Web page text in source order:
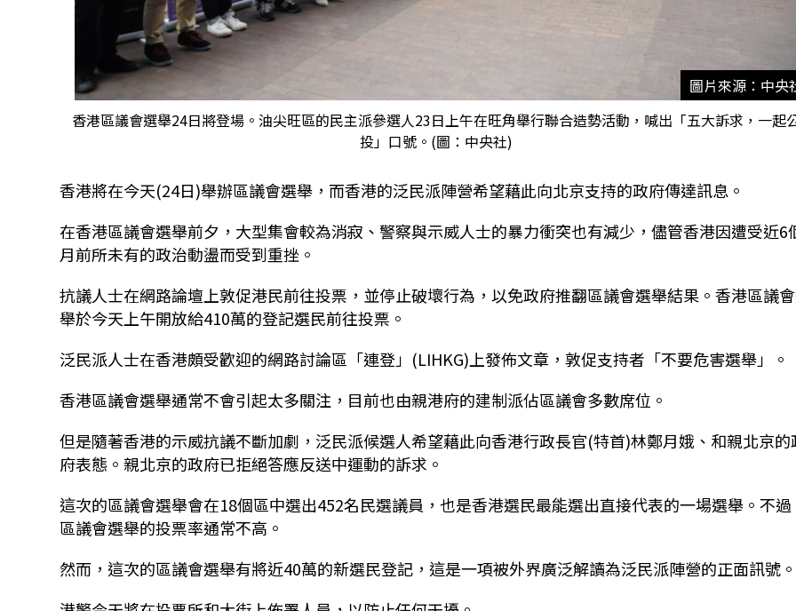
圖片來源：中央
香港區議會選舉24日將登場。油尖旺區的民主派參選人23日上午在旺角舉行聯合造勢活動，喊出「五大訴求，一起
投」口號。(圖：中央社)
香港將在今天(24日)舉辦區議會選舉，而香港的泛民派陣營希望藉此向北京支持的政府傳達訊息。
在香港區議會選舉前夕，大型集會較為消寂、警察與示威人士的暴力衝突也有減少，儘管香港因遭受近6
月前所未有的政治動盪而受到重挫。
抗議人士在網路論壇上敦促港民前往投票，並停止破壞行為，以免政府推翻區議會選舉結果。香港區議
舉於今天上午開放給410萬的登記選民前往投票。
泛民派人士在香港頗受歡迎的網路討論區「連登」(LIHKG)上發佈文章，敦促支持者「不要危害選舉」。
香港區議會選舉通常不會引起太多關注，目前也由親港府的建制派佔區議會多數席位。
但是隨著香港的示威抗議不斷加劇，泛民派候選人希望藉此向香港行政長官(特首)林鄭月娥、和親北京的
府表態。親北京的政府已拒絕答應反送中運動的訴求。
這次的區議會選舉會在18個區中選出452名民選議員，也是香港選民最能選出直接代表的一場選舉。不過
區議會選舉的投票率通常不高。
然而，這次的區議會選舉有將近40萬的新選民登記，這是一項被外界廣泛解讀為泛民派陣營的正面訊號